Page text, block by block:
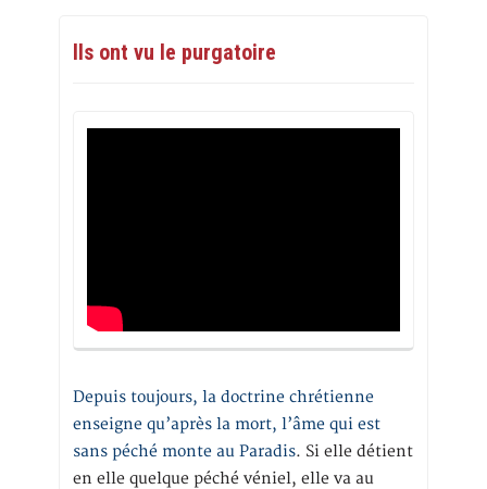
Ils ont vu le purgatoire
Depuis toujours, la doctrine chrétienne
enseigne qu’après la mort, l’âme qui est
sans péché monte au Paradis. Si elle détient
en elle quelque péché véniel, elle va au